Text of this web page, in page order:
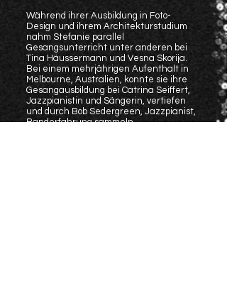
Während ihrer Ausbildung in Foto-
Design und ihrem Architekturstudium
nahm Stefanie parallel
Gesangsunterricht unter anderen bei
Tina Häussermann und Vesna Skorija.
Bei einem mehrjährigen Aufenthalt in
Melbourne, Australien, konnte sie ihre
Gesangausbildung bei Catrina Seiffert,
Jazzpianistin und Sängerin, vertiefen
und durch Bob Sedergreen, Jazzpianist,
Banderfahrung sammeln.